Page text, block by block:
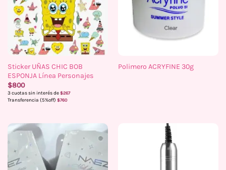
Sticker UÑAS CHIC BOB
ESPONJA Línea Personajes
$800
3 cuotas sin interés de $267
Transferencia (5%off) $760
Polimero ACRYFINE 30g